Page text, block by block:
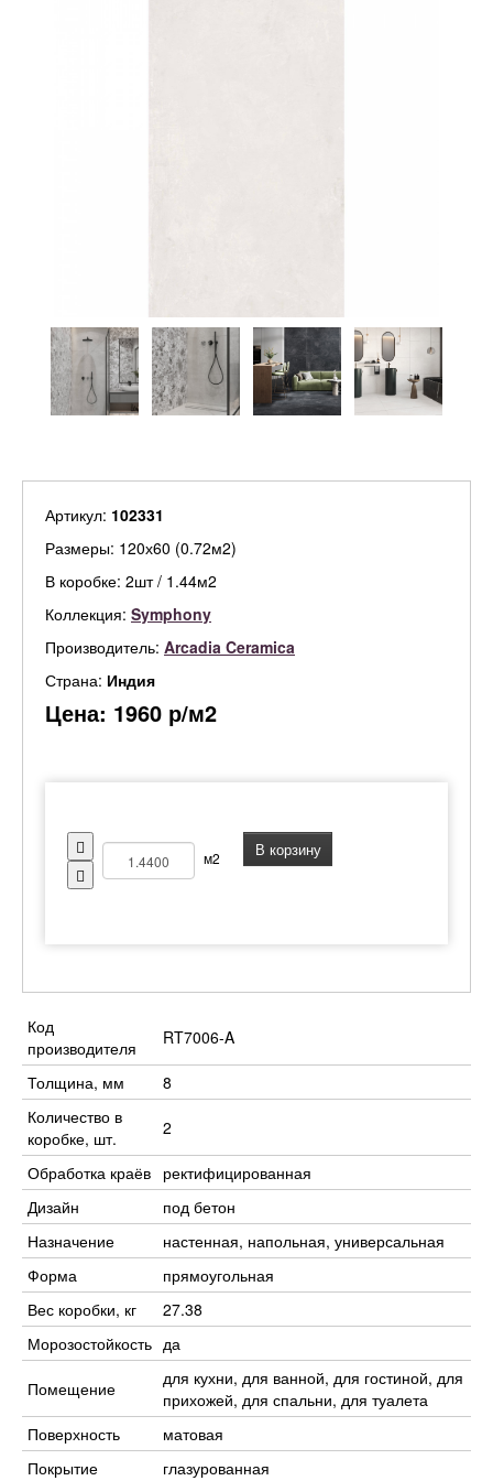
Артикул: 102331
Размеры: 120х60 (0.72м2)
В коробке: 2шт / 1.44м2
Коллекция: Symphony
Производитель: Arcadia Ceramica
Страна: Индия
Цена: 1960 р/м2
м2 В корзину
Код
производителя
RT7006-A
Толщина, мм
8
Количество в
коробке, шт.
2
Обработка краёв ректифицированная
Дизайн
под бетон
Назначение
настенная, напольная, универсальная
Форма
прямоугольная
Вес коробки, кг
27.38
Морозостойкость да
Помещение
для кухни, для ванной, для гостиной, для
прихожей, для спальни, для туалета
Поверхность
матовая
Покрытие
глазурованная